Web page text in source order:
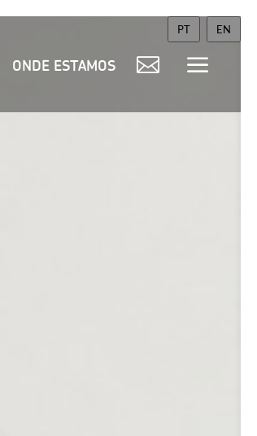
ONDE ESTAMOS
PT EN